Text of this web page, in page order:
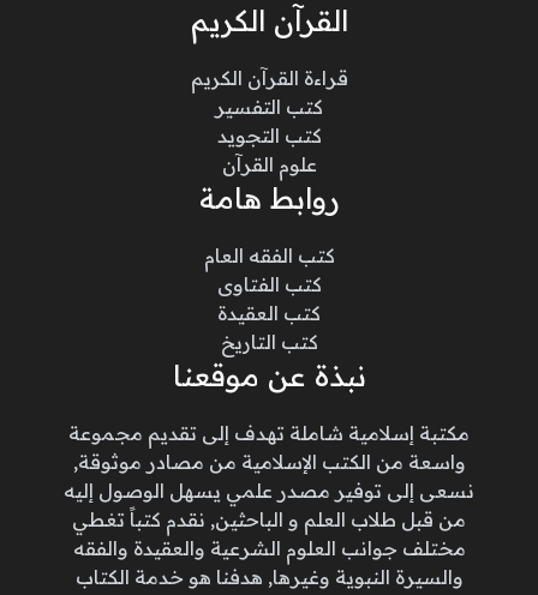
القرآن الكريم
قراءة القرآن الكريم
كتب التفسير
كتب التجويد
علوم القرآن
روابط هامة
كتب الفقه العام
كتب الفتاوى
كتب العقيدة
كتب التاريخ
نبذة عن موقعنا
مكتبة إسلامية شاملة تهدف إلى تقديم مجموعة
واسعة من الكتب الإسلامية من مصادر موثوقة,
نسعى إلى توفير مصدر علمي يسهل الوصول إليه
من قبل طلاب العلم و الباحثين, نقدم كتباً تغطي
مختلف جوانب العلوم الشرعية والعقيدة والفقه
والسيرة النبوية وغيرها, هدفنا هو خدمة الكتاب